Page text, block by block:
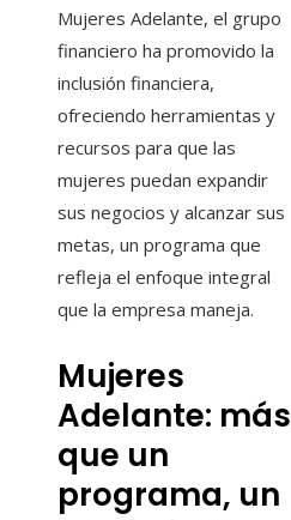
Mujeres Adelante, el grupo
financiero ha promovido la
inclusión financiera,
ofreciendo herramientas y
recursos para que las
mujeres puedan expandir
sus negocios y alcanzar sus
metas, un programa que
refleja el enfoque integral
que la empresa maneja.
Mujeres
Adelante: más
que un
programa, un